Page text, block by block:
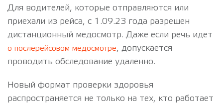
Для водителей, которые отправляются или
приехали из рейса, с 1.09.23 года разрешен
дистанционный медосмотр. Даже если речь идет
о послерейсовом медосмотре, допускается
проводить обследование удаленно.
Новый формат проверки здоровья
распространяется не только на тех, кто работает